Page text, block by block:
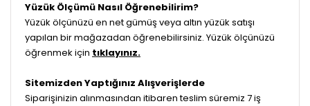
Yüzük Ölçümü Nasıl Öğrenebilirim?
Yüzük ölçünüzü en net gümüş veya altın yüzük satışı
yapılan bir mağazadan öğrenebilirsiniz. Yüzük ölçünüzü
öğrenmek için tıklayınız.
Sitemizden Yaptığınız Alışverişlerde
Siparişinizin alınmasından itibaren teslim süremiz 7 iş